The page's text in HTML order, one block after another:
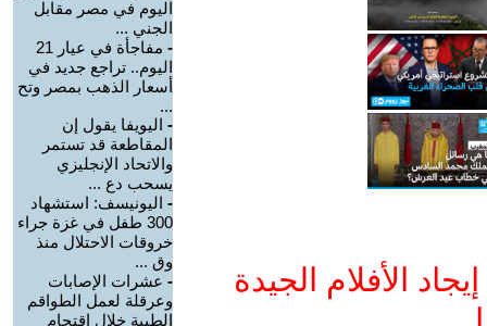
الأفلام الجيدة
اليوم في مصر مقابل
الجني ...
-
مفاجأة في عيار 21
اليوم.. تراجع جديد في
أسعار الذهب بمصر وتح
...
- اليويفا يقول إن
المقاطعة قد تستمر
والاتحاد الإنجليزي
يسحب دع ...
- اليونيسف: استشهاد
300 طفل في غزة جراء
خروقات الاحتلال منذ
وق ...
- عشرات الإصابات
وعرقلة لعمل الطواقم
الطبية خلال اقتحام